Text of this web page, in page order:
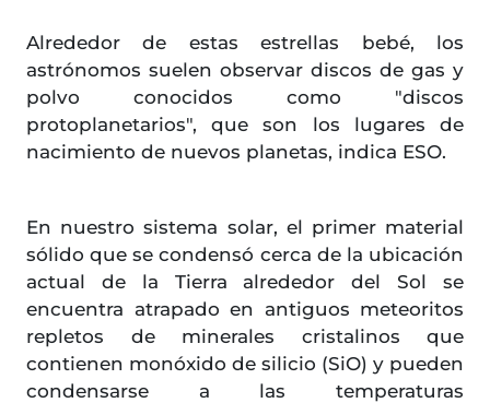
Alrededor de estas estrellas bebé, los
astrónomos suelen observar discos de gas y
polvo conocidos como "discos
protoplanetarios", que son los lugares de
nacimiento de nuevos planetas, indica ESO.
En nuestro sistema solar, el primer material
sólido que se condensó cerca de la ubicación
actual de la Tierra alrededor del Sol se
encuentra atrapado en antiguos meteoritos
repletos de minerales cristalinos que
contienen monóxido de silicio (SiO) y pueden
condensarse a las temperaturas